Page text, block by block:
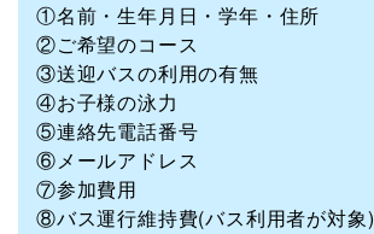
①名前・生年月日・学年・住所
②ご希望のコース
③送迎バスの利用の有無
④お子様の泳力
⑤連絡先電話番号
⑥メールアドレス
⑦参加費用
⑧バス運行維持費(バス利用者が対象)